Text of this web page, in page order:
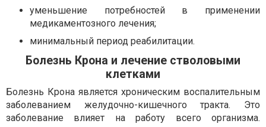
уменьшение потребностей в применении
медикаментозного лечения;
минимальный период реабилитации.
Болезнь Крона и лечение стволовыми
клетками
Болезнь Крона является хроническим воспалительным
заболеванием желудочно-кишечного тракта. Это
заболевание влияет на работу всего организма.